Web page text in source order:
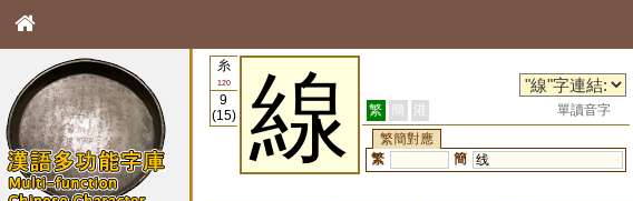
糸
120
9
(15)
線 繁 簡 港
單讀音字
繁簡對應
繁
簡 线